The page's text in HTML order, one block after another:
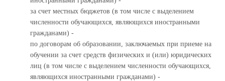
за счет местных бюджетов (в том числе с выделением
численности обучающихся, являющихся иностранными
гражданами) -
по договорам об образовании, заключаемых при приеме на
обучении за счет средств физических и (или) юридических
лиц (в том числе с выделением численности обучающихся,
являющихся иностранными гражданами) -